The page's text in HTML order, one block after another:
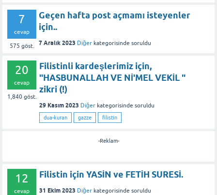
7
cevap
575 göst.
Geçen hafta post açmamı isteyenler
için..
7 Aralık 2023 Diğer kategorisinde soruldu
20
cevap
1,840 göst.
Filistinli kardeşlerimiz için,
"HASBUNALLAH VE Nİ'MEL VEKİL "
zikri (!)
29 Kasım 2023 Diğer kategorisinde soruldu
dua-kuran gazze filistin
-Reklam-
12
cevap
Filistin için YASİN ve FETİH SURESİ.
31 Ekim 2023 Diğer kategorisinde soruldu